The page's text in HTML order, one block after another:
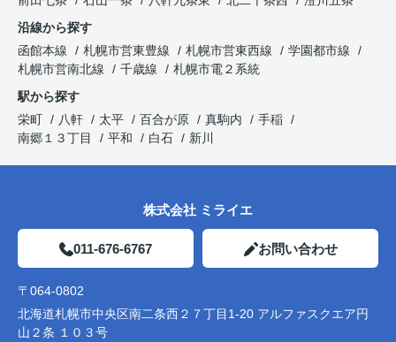
沿線から探す
函館本線
札幌市営東豊線 札幌市営東西線
学園都市線
札幌市営南北線
千歳線
札幌市電２系統
駅から探す
栄町
八軒 太平 百合が原 真駒内
手稲
南郷１３丁目
平和 白石 新川
株式会社 ミライエ
011-676-6767 お問い合わせ
〒064-0802
北海道札幌市中央区南二条西２７丁目1-20 アルファスクエア円
山２条 １０３号